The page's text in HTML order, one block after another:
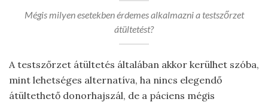
Mégis milyen esetekben érdemes alkalmazni a testszőrzet
átültetést?
A testszőrzet átültetés általában akkor kerülhet szóba,
mint lehetséges alternatíva, ha nincs elegendő
átültethető donorhajszál, de a páciens mégis